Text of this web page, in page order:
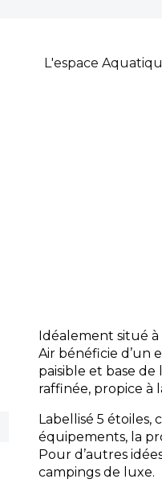
L'espace
Idéalement situé
Air bénéficie
paisible et base de
raffinée, propice à
Labellisé 5
équipements, la
Pour d’autres
campings de luxe.